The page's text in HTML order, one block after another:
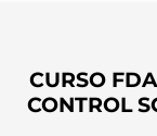
CURSO
CONTROL